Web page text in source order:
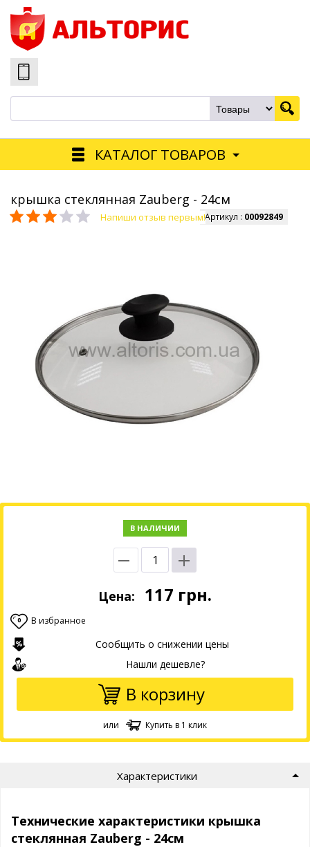
КАТАЛОГ ТОВАРОВ
крышка стеклянная Zauberg - 24см
Напиши отзыв первым!Артикул : 00092849
В НАЛИЧИИ
Цена: 117 грн.
0 В избранное
Сообщить о снижении цены
Нашли дешевле?
В корзину
или Купить в 1 клик
Характеристики
Технические характеристики крышка
стеклянная Zauberg - 24см